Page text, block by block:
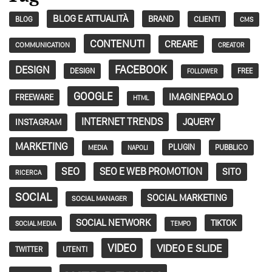
BLOG BLOG E ATTUALITÀ BRAND CLIENTI CMS
COMMUNICATION CONTENUTI CREARE CREATOR
DESIGN DESIGN FACEBOOK FOLLOWER FREE
FREEWARE GOOGLE HTML IMAGINEPAOLO
INSTAGRAM INTERNET TRENDS JQUERY
MARKETING MEDIA NAPOLI PLUGIN PUBBLICO
RICERCA SEO SEO E WEB PROMOTION SITO
SOCIAL SOCIAL MANAGER SOCIAL MARKETING
SOCIAL MEDIA SOCIAL NETWORK TEMPO TIKTOK
TWITTER UTENTI VIDEO VIDEO E SLIDE